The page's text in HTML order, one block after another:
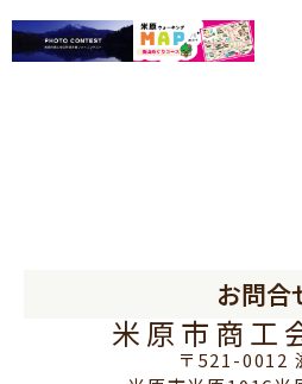
お問合
米原市商工
〒521-0012